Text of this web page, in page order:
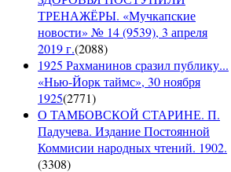
ТРЕНАЖЁРЫ. «Мучкапские
новости» № 14 (9539), 3 апреля
2019 г.(2088)
1925 Рахманинов сразил публику...
«Нью-Йорк таймс», 30 ноября
1925(2771)
О ТАМБОВСКОЙ СТАРИНЕ. П.
Падучева. Издание Постоянной
Коммисии народных чтений. 1902.
(3308)